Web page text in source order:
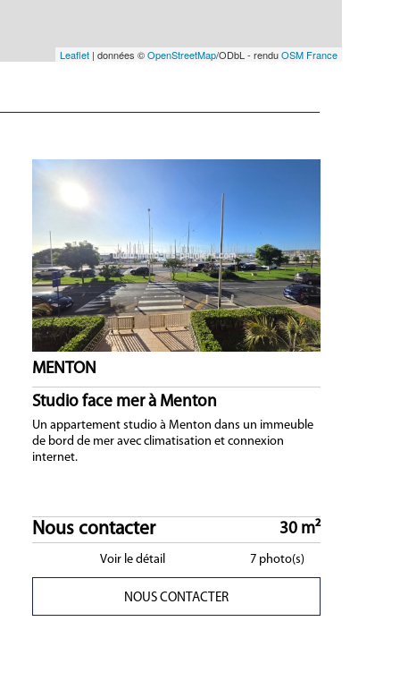
Leaflet | données ©OpenStreetMap/ODbL - renduOSM France
MENTON
Studio face mer à Menton
Un appartement studio à Menton dans un immeuble
de bord de mer avec climatisation et connexion
internet.
Nous contacter 30 m²
Voir le détail 7 photo(s)
NOUS CONTACTER